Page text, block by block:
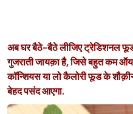
अब घर बैठे-बैठे लीजिए ट्रेडिशनल
गुजराती जायक़ा है, जिसे बहुत कम
कॉन्शियस या लो कैलोरी फूड के
बेहद पसंद आएगा.